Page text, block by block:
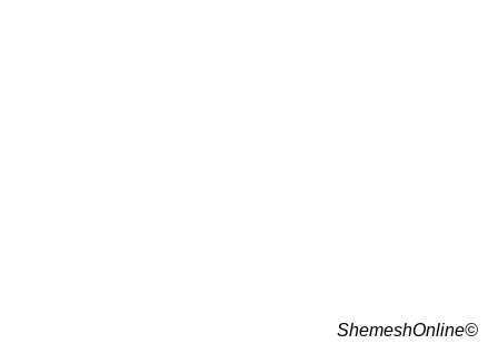
©ShemeshOnline